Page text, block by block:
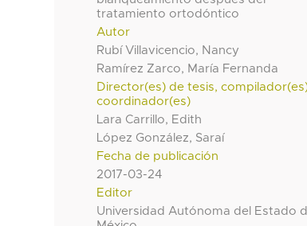
tratamiento ortodóntico
Autor
Rubí Villavicencio, Nancy
Ramírez Zarco, María Fernanda
Director(es) de tesis,
coordinador(es)
Lara Carrillo, Edith
López González, Saraí
Fecha de publicación
2017-03-24
Editor
Universidad Autónoma del Estado